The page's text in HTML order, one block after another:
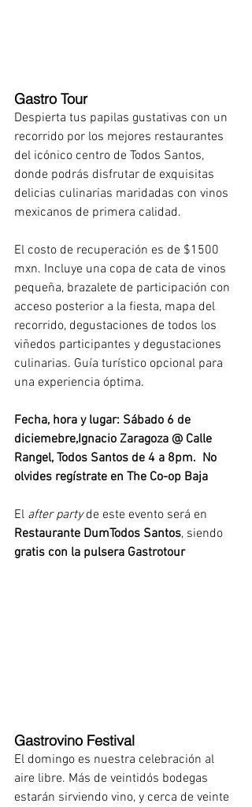
Gastro Tour
Despierta tus papilas gustativas con un
recorrido por los mejores restaurantes
del icónico centro de Todos Santos,
donde podrás disfrutar de exquisitas
delicias culinarias maridadas con vinos
mexicanos de primera calidad.
El costo de recuperación es de $1500
mxn. Incluye una copa de cata de vinos
pequeña, brazalete de participación con
acceso posterior a la fiesta, mapa del
recorrido, degustaciones de todos los
viñedos participantes y degustaciones
culinarias. Guía turístico opcional para
una experiencia óptima.
Fecha, hora y lugar: Sábado 6 de
diciemebre,Ignacio Zaragoza @ Calle
Rangel, Todos Santos de 4 a 8pm.  No
olvides regístrate en The Co-op Baja
El after party de este evento será en
Restaurante DumTodos Santos, siendo
gratis con la pulsera Gastrotour
Gastrovino Festival
El domingo es nuestra celebración al
aire libre. Más de veintidós bodegas
estarán sirviendo vino, y cerca de veinte